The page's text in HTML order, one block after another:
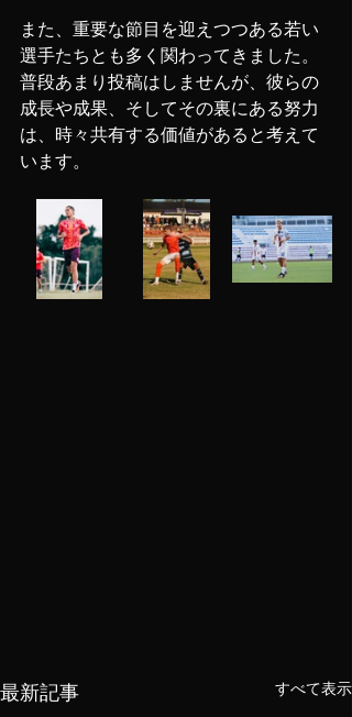
また、重要な節目を迎えつつある若い
選手たちとも多く関わってきました。
普段あまり投稿はしませんが、彼らの
成長や成果、そしてその裏にある努力
は、時々共有する価値があると考えて
います。
最新記事 すべて表示